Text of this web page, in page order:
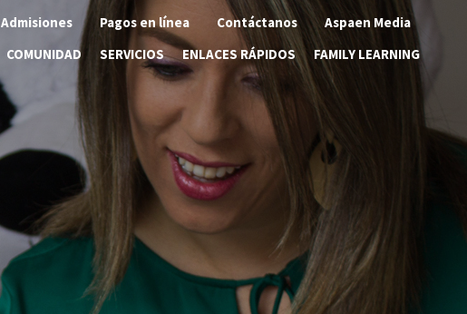
Admisiones Pagos en línea Contáctanos
Aspaen Media
COMUNIDAD SERVICIOS ENLACES RÁPIDOS FAMILY LEARNING